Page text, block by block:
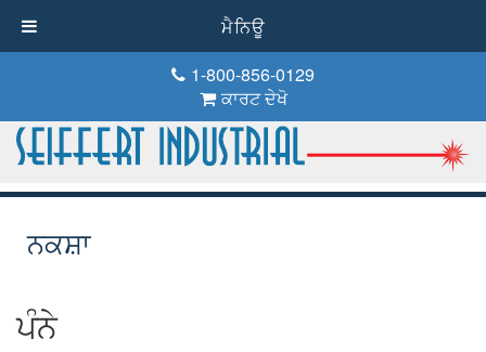
1-800-856-0129
ਕਾਰਟ ਦੇਖੋ
ਨਕਸ਼ਾ
ਪੰਨੇ
ਮੈਨਿਊ